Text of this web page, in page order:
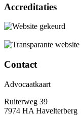
Accreditaties
Contact
Advocaatkaart
Ruiterweg 39
7974 HA Havelterberg